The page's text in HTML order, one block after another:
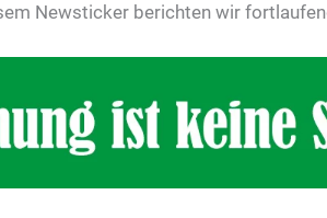
Newsticker berichten wir